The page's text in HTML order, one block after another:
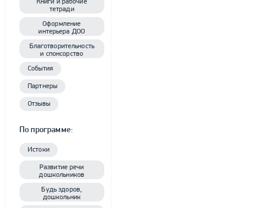
Книги и рабочие
тетради
Оформление
интерьера ДОО
Благотворительность
и спонсорство
События
Партнеры
Отзывы
По программе:
Истоки
Развитие речи
дошкольников
Будь здоров,
дошкольник